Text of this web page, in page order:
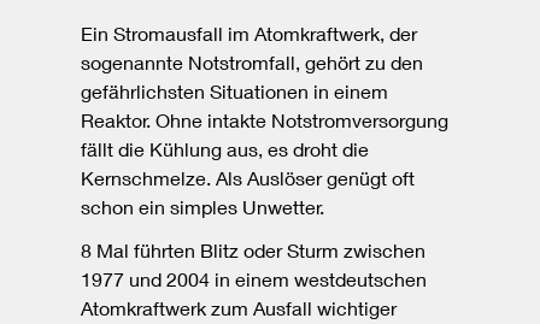
Ein Stromausfall im Atomkraftwerk, der
sogenannte Notstromfall, gehört zu den
gefährlichsten Situationen in einem
Reaktor. Ohne intakte Notstromversorgung
fällt die Kühlung aus, es droht die
Kernschmelze. Als Auslöser genügt oft
schon ein simples Unwetter.
8 Mal führten Blitz oder Sturm zwischen
1977 und 2004 in einem westdeutschen
Atomkraftwerk zum Ausfall wichtiger